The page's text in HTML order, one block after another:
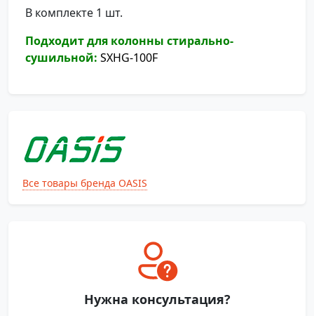
В комплекте 1 шт.
Подходит для колонны стирально-
сушильной: SXHG-100F
Все товары бренда OASIS
Нужна консультация?